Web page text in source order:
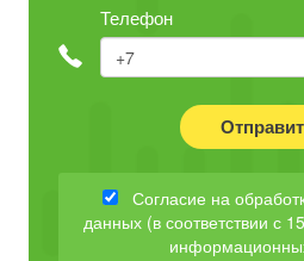
Телефон
Согласие на
данных (в соответствии с